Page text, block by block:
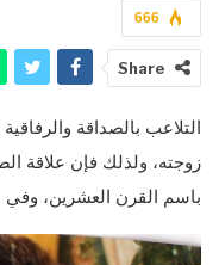
666
Share
التلاعب بالصداقة
زوجته، ولذلك فإن علاقة
باسم القرن العشرين، وفي